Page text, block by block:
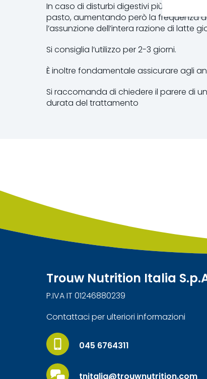
In caso di disturbi digestivi più gravi, è
pasto, aumentando però la frequenza
l’assunzione dell’intera razione di latte
Si consiglia l’utilizzo per 2-3 giorni.
È inoltre fondamentale assicurare agli
Si raccomanda di chiedere il parere di
durata del trattamento
Trouw Nutrition Italia
P.IVA IT 01246880239
Contattaci per ulteriori informazioni
045 6764311
tnitalia@trouwnutrition.com